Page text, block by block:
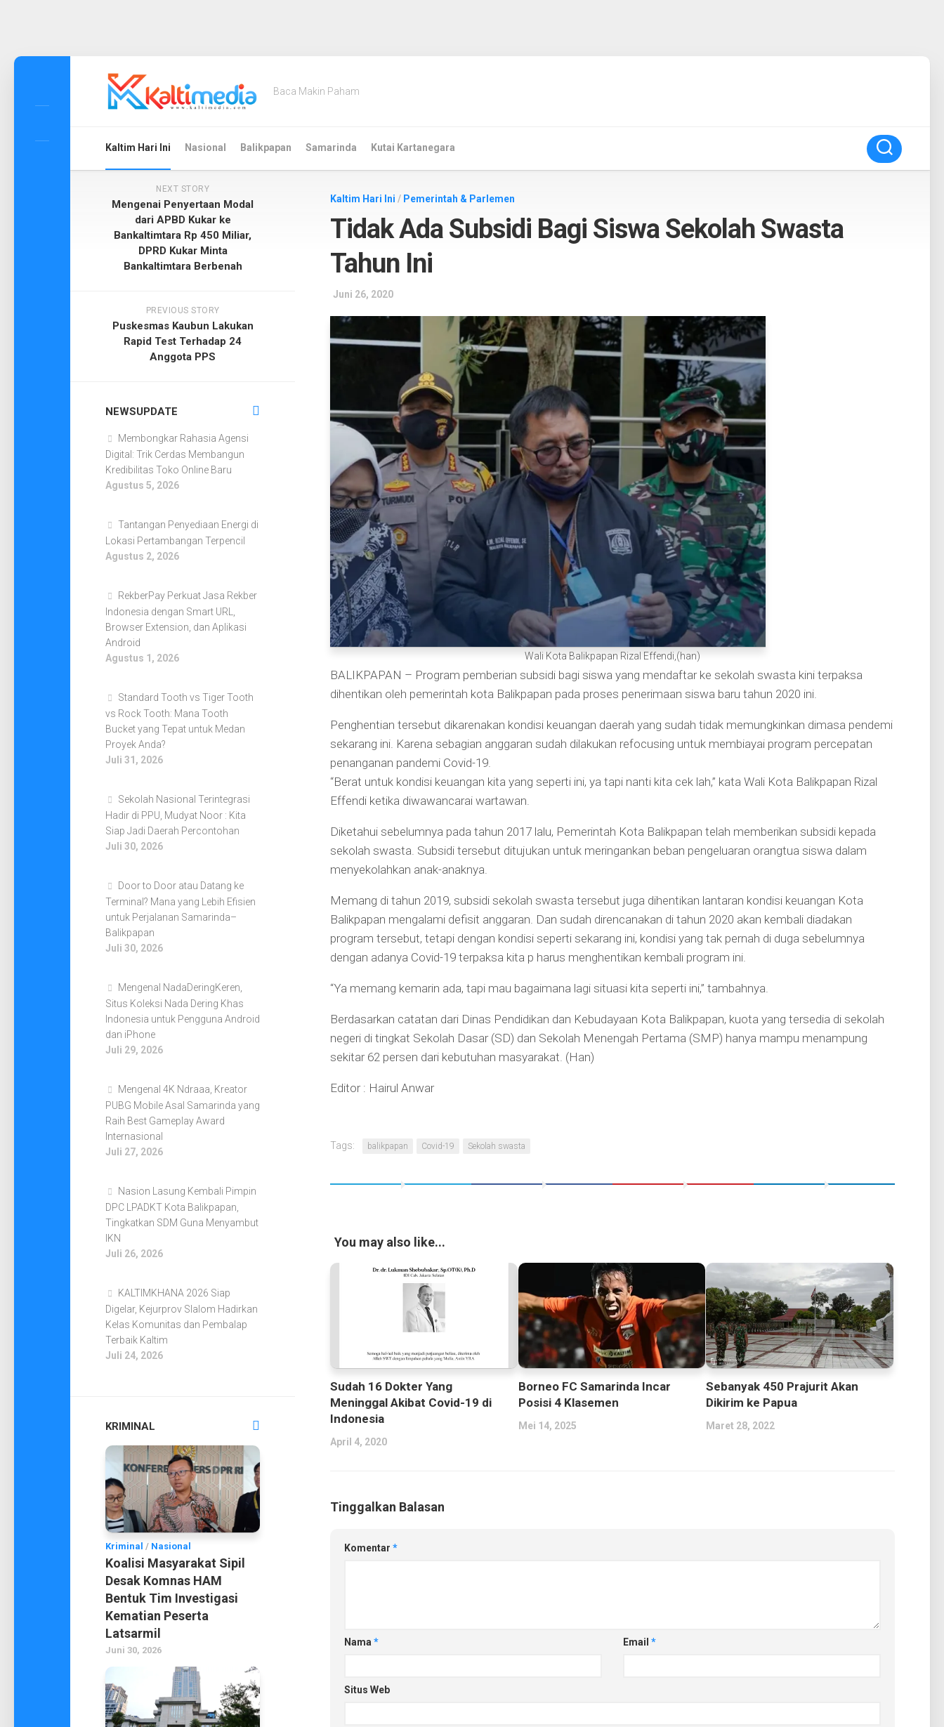
Skip
Baca Makin Paham
Kaltim Hari Ini Nasional Balikpapan Samarinda Kutai Kartanegara
Kaltim Hari Ini / Pemerintah & Parlemen
Tidak Ada Subsidi Bagi Siswa Sekolah Swasta
Tahun Ini
Juni 26, 2020
Wali Kota Balikpapan Rizal Effendi,(han)
BALIKPAPAN – Program pemberian subsidi bagi siswa yang mendaftar ke sekolah swasta kini terpaksa
dihentikan oleh pemerintah kota Balikpapan pada proses penerimaan siswa baru tahun 2020 ini.
Penghentian tersebut dikarenakan kondisi keuangan daerah yang sudah tidak memungkinkan dimasa pendemi
sekarang ini. Karena sebagian anggaran sudah dilakukan refocusing untuk membiayai program percepatan
penanganan pandemi Covid-19.
“Berat untuk kondisi keuangan kita yang seperti ini, ya tapi nanti kita cek lah,” kata Wali Kota Balikpapan Rizal
Effendi ketika diwawancarai wartawan.
Diketahui sebelumnya pada tahun 2017 lalu, Pemerintah Kota Balikpapan telah memberikan subsidi kepada
sekolah swasta. Subsidi tersebut ditujukan untuk meringankan beban pengeluaran orangtua siswa dalam
menyekolahkan anak-anaknya.
Memang di tahun 2019, subsidi sekolah swasta tersebut juga dihentikan lantaran kondisi keuangan Kota
Balikpapan mengalami defisit anggaran. Dan sudah direncanakan di tahun 2020 akan kembali diadakan
program tersebut, tetapi dengan kondisi seperti sekarang ini, kondisi yang tak pernah di duga sebelumnya
dengan adanya Covid-19 terpaksa kita p harus menghentikan kembali program ini.
“Ya memang kemarin ada, tapi mau bagaimana lagi situasi kita seperti ini,” tambahnya.
Berdasarkan catatan dari Dinas Pendidikan dan Kebudayaan Kota Balikpapan, kuota yang tersedia di sekolah
negeri di tingkat Sekolah Dasar (SD) dan Sekolah Menengah Pertama (SMP) hanya mampu menampung
sekitar 62 persen dari kebutuhan masyarakat. (Han)
Editor : Hairul Anwar
Tags: balikpapan Covid-19 Sekolah swasta
You may also like...
Sudah 16 Dokter Yang
Meninggal Akibat Covid-19 di
Indonesia
April 4, 2020
Borneo FC Samarinda Incar
Posisi 4 Klasemen
Mei 14, 2025
Sebanyak 450 Prajurit Akan
Dikirim ke Papua
Maret 28, 2022
Tinggalkan Balasan
Komentar *
Nama* Email*
Situs Web
NEXT STORY
Mengenai Penyertaan Modal
dari APBD Kukar ke
Bankaltimtara Rp 450 Miliar,
DPRD Kukar Minta
Bankaltimtara Berbenah
PREVIOUS STORY
Puskesmas Kaubun Lakukan
Rapid Test Terhadap 24
Anggota PPS
NEWSUPDATE
Membongkar Rahasia Agensi
Digital: Trik Cerdas Membangun
Kredibilitas Toko Online Baru
Agustus 5, 2026
Tantangan Penyediaan Energi di
Lokasi Pertambangan Terpencil
Agustus 2, 2026
RekberPay Perkuat Jasa Rekber
Indonesia dengan Smart URL,
Browser Extension, dan Aplikasi
Android
Agustus 1, 2026
Standard Tooth vs Tiger Tooth
vs Rock Tooth: Mana Tooth
Bucket yang Tepat untuk Medan
Proyek Anda?
Juli 31, 2026
Sekolah Nasional Terintegrasi
Hadir di PPU, Mudyat Noor : Kita
Siap Jadi Daerah Percontohan
Juli 30, 2026
Door to Door atau Datang ke
Terminal? Mana yang Lebih Efisien
untuk Perjalanan Samarinda–
Balikpapan
Juli 30, 2026
Mengenal NadaDeringKeren,
Situs Koleksi Nada Dering Khas
Indonesia untuk Pengguna Android
dan iPhone
Juli 29, 2026
Mengenal 4K Ndraaa, Kreator
PUBG Mobile Asal Samarinda yang
Raih Best Gameplay Award
Internasional
Juli 27, 2026
Nasion Lasung Kembali Pimpin
DPC LPADKT Kota Balikpapan,
Tingkatkan SDM Guna Menyambut
IKN
Juli 26, 2026
KALTIMKHANA 2026 Siap
Digelar, Kejurprov Slalom Hadirkan
Kelas Komunitas dan Pembalap
Terbaik Kaltim
Juli 24, 2026
KRIMINAL
Kriminal / Nasional
Koalisi Masyarakat Sipil
Desak Komnas HAM
Bentuk Tim Investigasi
Kematian Peserta
Latsarmil
Juni 30, 2026